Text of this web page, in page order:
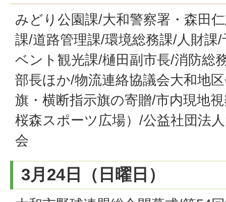
みどり公園課/大和警察署・森田
課/道路管理課/環境総務課/人財課
ベント観光課/樋田副市長/消防総
部長ほか/物流連絡協議会大和地
旗・横断指示旗の寄贈/市内現地
桜森スポーツ広場）/公益社団法
会
3月24日（日曜日）